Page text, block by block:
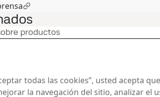
productos
establece un nuevo
por corrosión y altas
la corrosión y el calor
todas las cookies”, usted acepta
la navegación del sitio, analizar el